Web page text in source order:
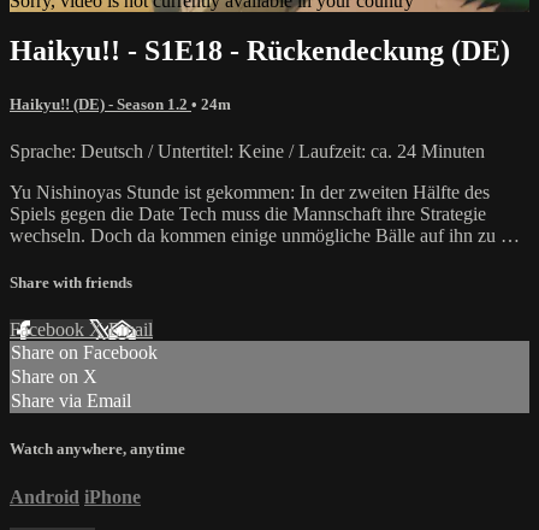
Haikyu!! - S1E18 - Rückendeckung (DE)
Haikyu!! (DE) - Season 1.2 • 24m
Sprache: Deutsch / Untertitel: Keine / Laufzeit: ca. 24 Minuten
Yu Nishinoyas Stunde ist gekommen: In der zweiten Hälfte des
Spiels gegen die Date Tech muss die Mannschaft ihre Strategie
wechseln. Doch da kommen einige unmögliche Bälle auf ihn zu …
Share with friends
Facebook XEmail
Share on Facebook
Share on X
Share via Email
Watch anywhere, anytime
Android iPhone